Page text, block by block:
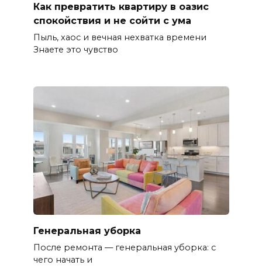
Как превратить квартиру в оазис
спокойствия и не сойти с ума
Пыль, хаос и вечная нехватка времени
Знаете это чувство
Генеральная уборка
После ремонта — генеральная уборка: с
чего начать и